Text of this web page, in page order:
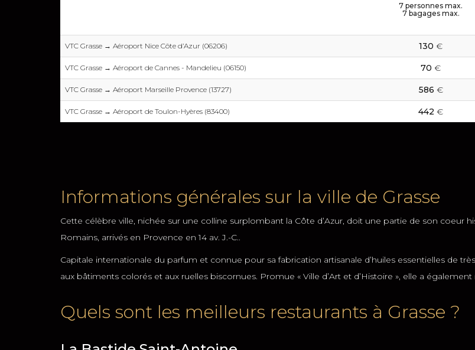
7 personnes max.
7bagages max.
VTC Grasse → Aéroport Nice Côte d’Azur (06206) 130 €
VTC Grasse → Aéroport de Cannes - Mandelieu (06150) 70 €
VTC Grasse → Aéroport Marseille Provence (13727) 586 €
VTC Grasse → Aéroport de Toulon-Hyères (83400) 442 €
Informations générales sur la ville de Grasse
Cette célèbre ville, nichée sur une colline surplombant la Côte d’Azur, doit une partie de son coeur
Romains, arrivés en Provence en 14 av. J.-C..
Capitale internationale du parfum et connue pour sa fabrication artisanale d’huiles essentielles de
aux bâtiments colorés et aux ruelles biscornues. Promue « Ville d’Art et d’Histoire », elle a
Quels sont les meilleurs restaurants à Grasse ?